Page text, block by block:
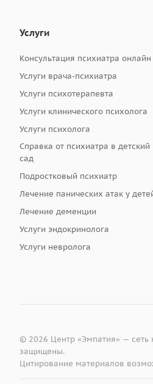
Услуги
Консультация психиатра онлайн
Услуги врача-психиатра
Услуги психотерапевта
Услуги клинического психолога
Услуги психолога
Справка от психиатра в детский
сад
Подростковый психиатр
Лечение панических атак у
Лечение деменции
Услуги эндокринолога
Услуги невролога
© 2026 Центр «Эмпатия» — сеть
защищены.
Цитирование материалов